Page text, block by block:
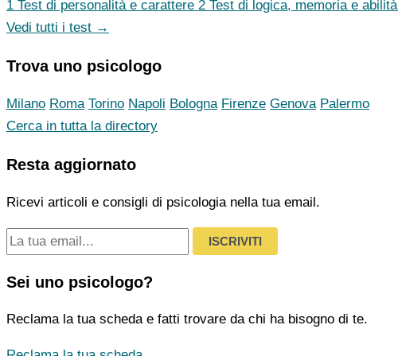
1 Test di personalità e carattere 2 Test di logica, memoria e abilità
Vedi tutti i test →
Trova uno psicologo
Milano Roma Torino Napoli Bologna Firenze Genova Palermo
Cerca in tutta la directory
Resta aggiornato
Ricevi articoli e consigli di psicologia nella tua email.
ISCRIVITI
Sei uno psicologo?
Reclama la tua scheda e fatti trovare da chi ha bisogno di te.